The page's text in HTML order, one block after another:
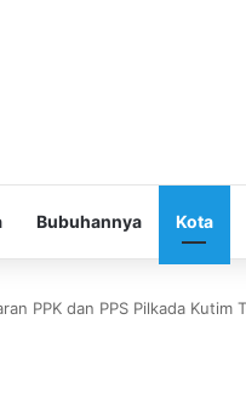
Bubuhannya Kota
PPK dan PPS Pilkada Kutim